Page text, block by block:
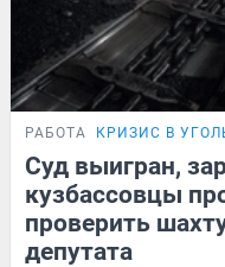
РАБОТА КРИЗИС В
Суд выигран,
кузбассовцы
проверить
депутата